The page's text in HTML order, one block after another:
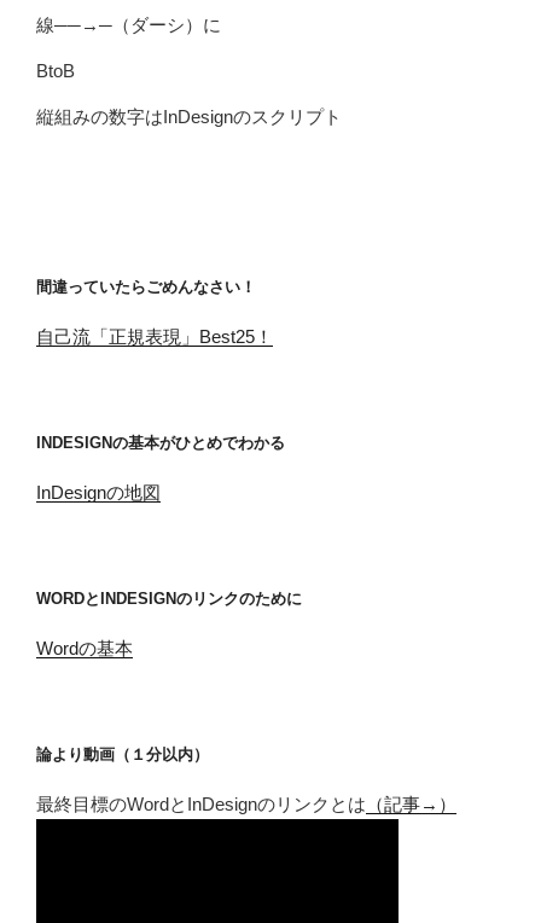
線──→─（ダーシ）に
BtoB
縦組みの数字はInDesignのスクリプト
間違っていたらごめんなさい！
自己流「正規表現」Best25！
INDESIGNの基本がひとめでわかる
InDesignの地図
WORDとINDESIGNのリンクのために
Wordの基本
論より動画（１分以内）
最終目標のWordとInDesignのリンクとは （記事→）